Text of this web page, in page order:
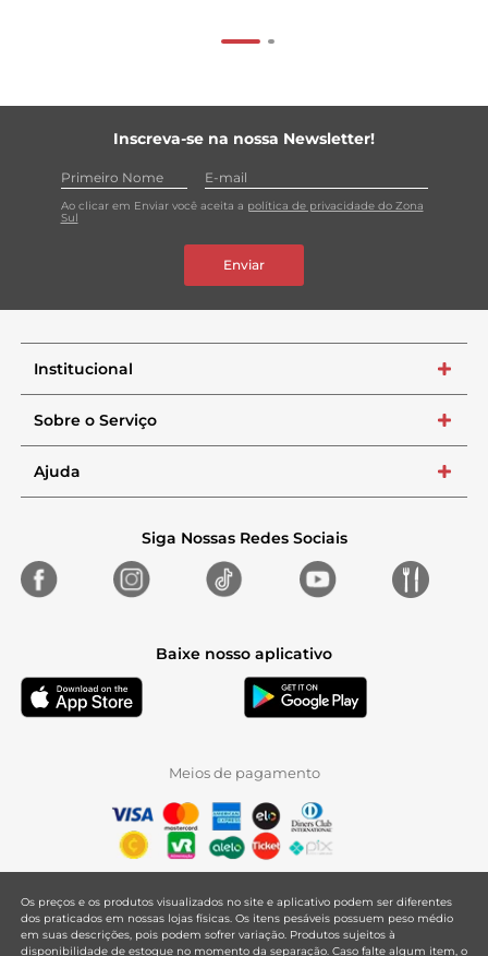
Inscreva-se na nossa Newsletter!
Ao clicar em Enviar você aceita a política de privacidade do Zona
Sul
Enviar
Institucional +
Sobre o Serviço +
Ajuda +
Siga Nossas Redes Sociais
Baixe nosso aplicativo
Meios de pagamento
Os preços e os produtos visualizados no site e aplicativo podem ser diferentes
dos praticados em nossas lojas físicas. Os itens pesáveis possuem peso médio
em suas descrições, pois podem sofrer variação. Produtos sujeitos à
disponibilidade de estoque no momento da separação. Caso falte algum item, o